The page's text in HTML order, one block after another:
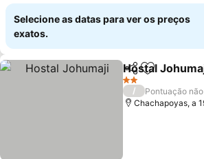
Selecione as datas para ver os preços
exatos.
PartilharAdicionar
Hostal
2 Estrelas
/
Pontuação
Chachapoyas, a